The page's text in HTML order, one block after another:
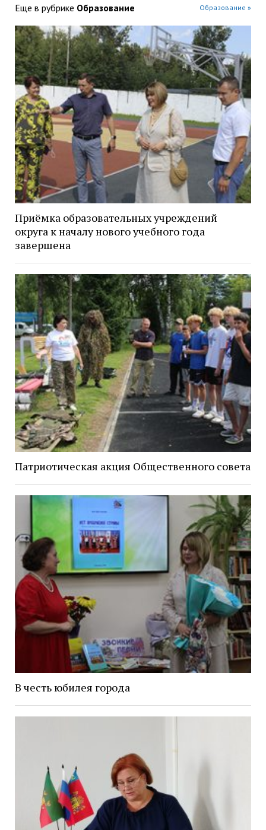
Еще в рубрике Образование Образование »
Приёмка образовательных учреждений
округа к началу нового учебного года
завершена
Патриотическая акция Общественного совета
В честь юбилея города